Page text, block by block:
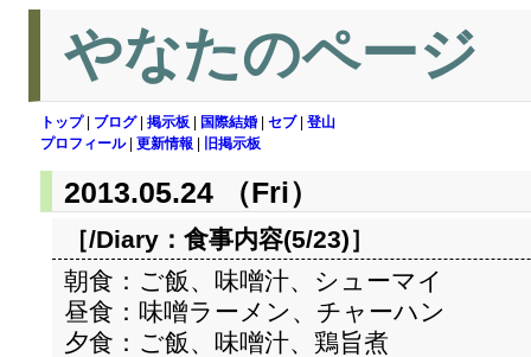
やなたのページ
トップ| ブログ| 掲示板 国際結婚 セブ| 登山
プロフィール| 更新情報 旧掲示板
2013.05.24 （Fri）
［/Diary： 食事内容(5/23)］
朝食：ご飯、味噌汁、シューマイ
昼食：味噌ラーメン、チャーハン
夕食：ご飯、味噌汁、鶏旨煮